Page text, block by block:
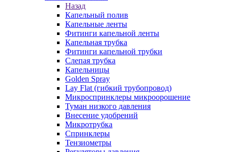
Назад
Капельный полив
Капельные ленты
Фитинги капельной ленты
Капельная трубка
Фитинги капельной трубки
Слепая трубка
Капельницы
Golden Spray
Lay Flat (гибкий трубопровод)
Микроспринклеры микроорошение
Туман низкого давления
Внесение удобрений
Микротрубка
Спринклеры
Тензиометры